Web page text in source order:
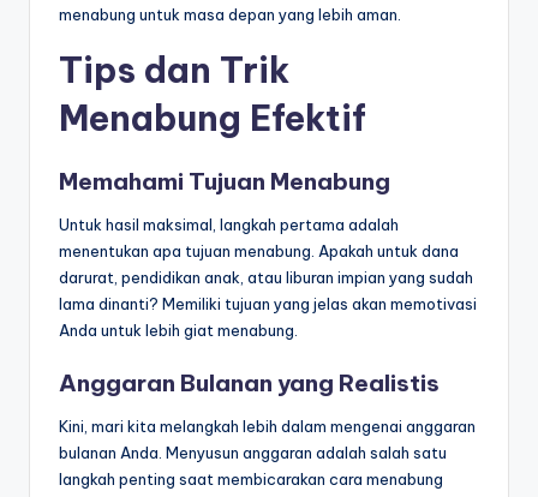
menabung untuk masa depan yang lebih aman.
Tips dan Trik
Menabung Efektif
Memahami Tujuan Menabung
Untuk hasil maksimal, langkah pertama adalah
menentukan apa tujuan menabung. Apakah untuk dana
darurat, pendidikan anak, atau liburan impian yang sudah
lama dinanti? Memiliki tujuan yang jelas akan memotivasi
Anda untuk lebih giat menabung.
Anggaran Bulanan yang Realistis
Kini, mari kita melangkah lebih dalam mengenai anggaran
bulanan Anda. Menyusun anggaran adalah salah satu
langkah penting saat membicarakan cara menabung